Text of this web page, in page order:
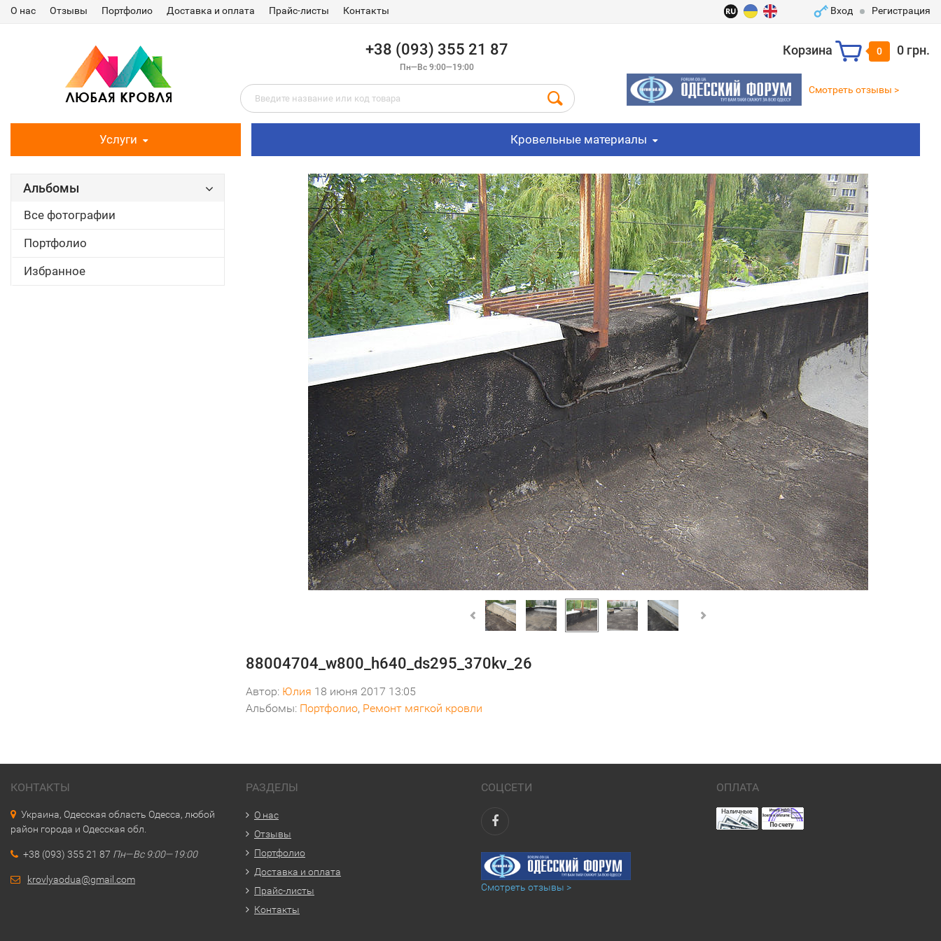
О нас Отзывы Портфолио Доставка и оплата Прайс-листы Контакты Вход Регистрация
+38 (093) 355 21 87
Пн—Вс 9:00—19:00
Корзина 0 0 грн.
Смотреть отзывы >
Услуги Кровельные материалы
Альбомы
Все фотографии
Портфолио
Избранное
88004704_w800_h640_ds295_370kv_26
Автор: Юлия 18 июня 2017 13:05
Альбомы: Портфолио, Ремонт мягкой кровли
КОНТАКТЫ
Украина, Одесская область Одесса, любой
район города и Одесская обл.
+38 (093) 355 21 87 Пн—Вс 9:00—19:00
krovlyaodua@gmail.com
РАЗДЕЛЫ
О нас
Отзывы
Портфолио
Доставка и оплата
Прайс-листы
Контакты
СОЦСЕТИ
Смотреть отзывы >
ОПЛАТА